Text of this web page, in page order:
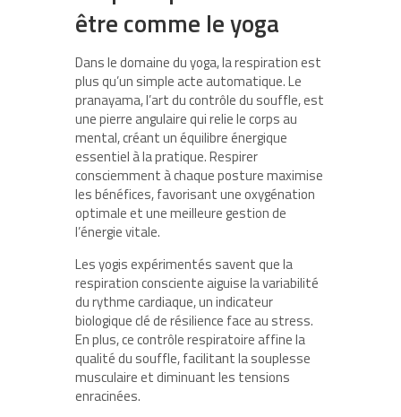
être comme le yoga
Dans le domaine du yoga, la respiration est
plus qu’un simple acte automatique. Le
pranayama, l’art du contrôle du souffle, est
une pierre angulaire qui relie le corps au
mental, créant un équilibre énergique
essentiel à la pratique. Respirer
consciemment à chaque posture maximise
les bénéfices, favorisant une oxygénation
optimale et une meilleure gestion de
l’énergie vitale.
Les yogis expérimentés savent que la
respiration consciente aiguise la variabilité
du rythme cardiaque, un indicateur
biologique clé de résilience face au stress.
En plus, ce contrôle respiratoire affine la
qualité du souffle, facilitant la souplesse
musculaire et diminuant les tensions
enracinées.